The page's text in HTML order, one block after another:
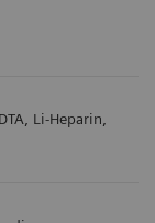
Li-Heparin,